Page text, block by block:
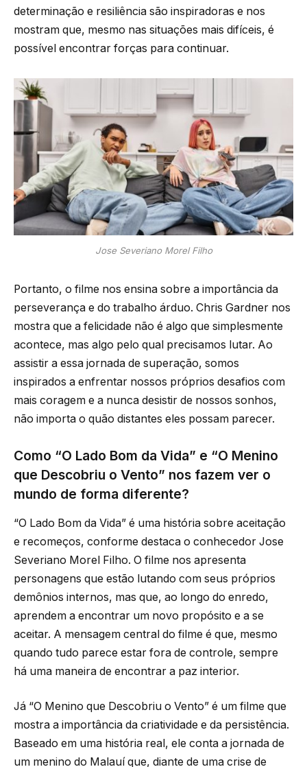
determinação e resiliência são inspiradoras e nos
mostram que, mesmo nas situações mais difíceis, é
possível encontrar forças para continuar.
Jose Severiano Morel Filho
Portanto, o filme nos ensina sobre a importância da
perseverança e do trabalho árduo. Chris Gardner nos
mostra que a felicidade não é algo que simplesmente
acontece, mas algo pelo qual precisamos lutar. Ao
assistir a essa jornada de superação, somos
inspirados a enfrentar nossos próprios desafios com
mais coragem e a nunca desistir de nossos sonhos,
não importa o quão distantes eles possam parecer.
Como “O Lado Bom da Vida” e “O Menino
que Descobriu o Vento” nos fazem ver o
mundo de forma diferente?
“O Lado Bom da Vida” é uma história sobre aceitação
e recomeços, conforme destaca o conhecedor Jose
Severiano Morel Filho. O filme nos apresenta
personagens que estão lutando com seus próprios
demônios internos, mas que, ao longo do enredo,
aprendem a encontrar um novo propósito e a se
aceitar. A mensagem central do filme é que, mesmo
quando tudo parece estar fora de controle, sempre
há uma maneira de encontrar a paz interior.
Já “O Menino que Descobriu o Vento” é um filme que
mostra a importância da criatividade e da persistência.
Baseado em uma história real, ele conta a jornada de
um menino do Malauí que, diante de uma crise de